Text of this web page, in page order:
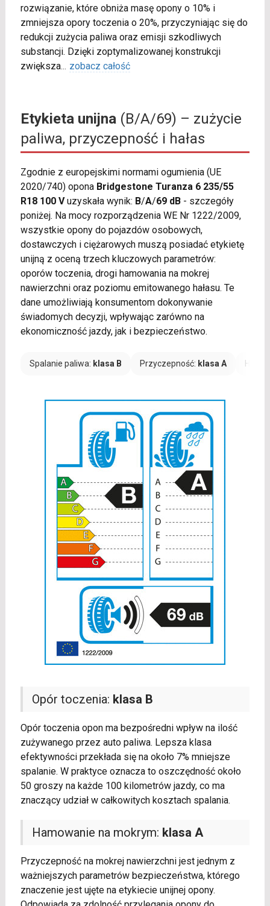
rozwiązanie, które obniża masę opony o 10% i
zmniejsza opory toczenia o 20%, przyczyniając się do
redukcji zużycia paliwa oraz emisji szkodliwych
substancji. Dzięki zoptymalizowanej konstrukcji
zwiększa... zobacz całość
Etykieta unijna(B/A/69) – zużycie
paliwa, przyczepność i hałas
Zgodnie z europejskimi normami ogumienia (UE
2020/740) opona Bridgestone Turanza 6 235/55
R18 100 Vuzyskała wynik: B/A/69 dB- szczegóły
poniżej. Na mocy rozporządzenia WE Nr 1222/2009,
wszystkie opony do pojazdów osobowych,
dostawczych i ciężarowych muszą posiadać etykietę
unijną z oceną trzech kluczowych parametrów:
oporów toczenia, drogi hamowania na mokrej
nawierzchni oraz poziomu emitowanego hałasu. Te
dane umożliwiają konsumentom dokonywanie
świadomych decyzji, wpływając zarówno na
ekonomiczność jazdy, jak i bezpieczeństwo.
Spalanie paliwa: klasa B Przyczepność: klasa A Hałas:
Opór toczenia: klasa B
Opór toczenia opon ma bezpośredni wpływ na ilość
zużywanego przez auto paliwa. Lepsza klasa
efektywności przekłada się na około 7% mniejsze
spalanie. W praktyce oznacza to oszczędność około
50 groszy na każde 100 kilometrów jazdy, co ma
znaczący udział w całkowitych kosztach spalania.
Hamowanie na mokrym: klasa A
Przyczepność na mokrej nawierzchni jest jednym z
ważniejszych parametrów bezpieczeństwa, którego
znaczenie jest ujęte na etykiecie unijnej opony.